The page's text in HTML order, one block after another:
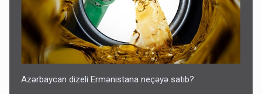
Azərbaycan dizeli Ermənistana neçəyə satıb?